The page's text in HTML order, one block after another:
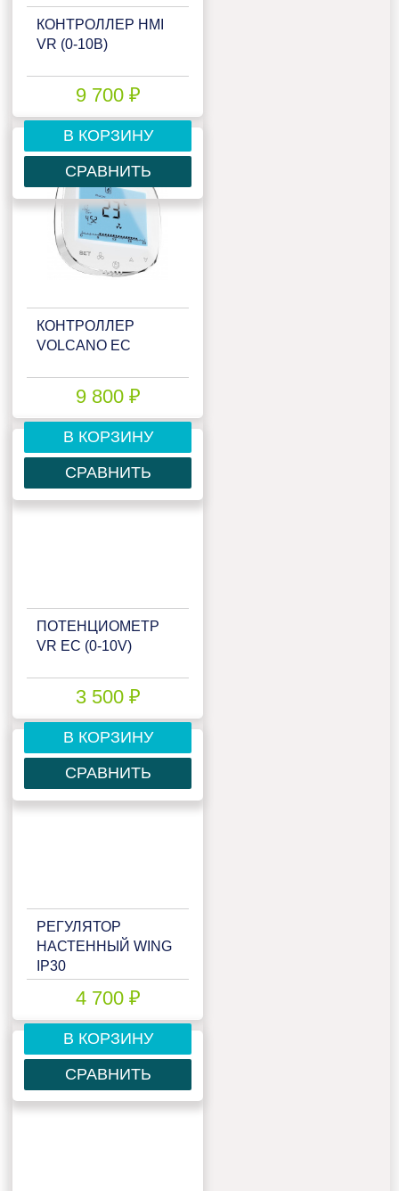
КОНТРОЛЛЕР HMI
VR (0-10В)
9 700 ₽
В КОРЗИНУ
СРАВНИТЬ
КОНТРОЛЛЕР
VOLCANO EC
9 800 ₽
В КОРЗИНУ
СРАВНИТЬ
ПОТЕНЦИОМЕТР
VR EC (0-10V)
3 500 ₽
В КОРЗИНУ
СРАВНИТЬ
РЕГУЛЯТОР
НАСТЕННЫЙ WING
IP30
4 700 ₽
В КОРЗИНУ
СРАВНИТЬ